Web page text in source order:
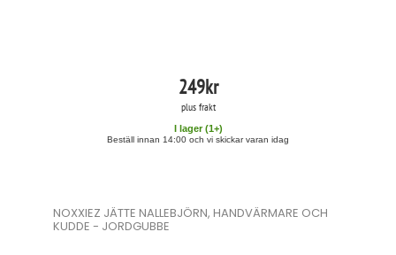
249kr
plus frakt
I lager (1+)
Beställ innan 14:00 och vi skickar varan idag
NOXXIEZ JÄTTE NALLEBJÖRN, HANDVÄRMARE OCH
KUDDE - JORDGUBBE